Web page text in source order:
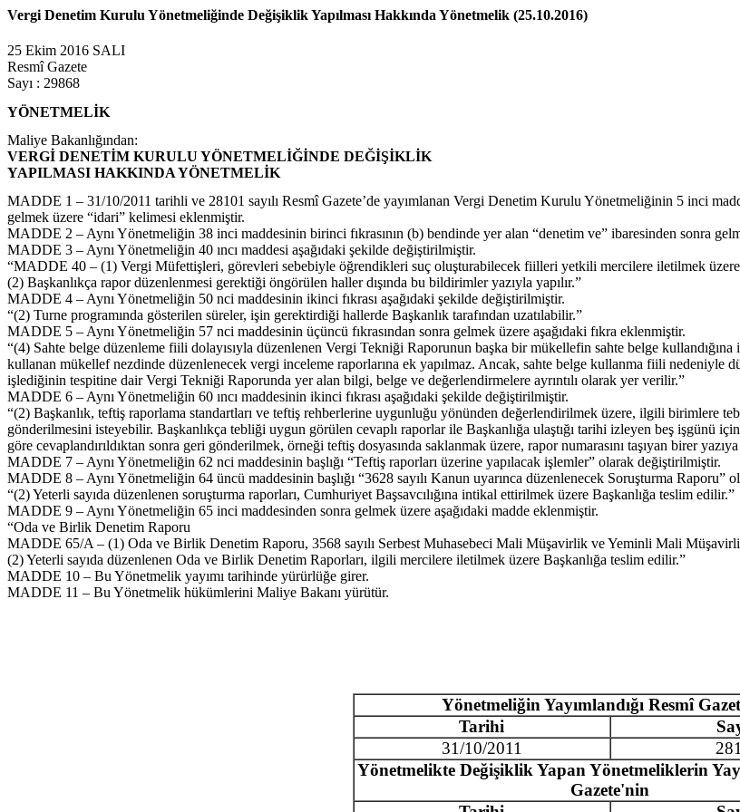
Vergi Denetim Kurulu Yönetmeliğinde Değişiklik Yapılması Hakkında Yönetmelik (25.10.2016)
25 Ekim 2016 SALI
Resmî Gazete
Sayı : 29868
YÖNETMELİK
Maliye Bakanlığından:
VERGİ DENETİM KURULU YÖNETMELİĞİNDE DEĞİŞİKLİK
YAPILMASI HAKKINDA YÖNETMELİK
MADDE 1 – 31/10/2011 tarihli ve 28101 sayılı Resmî Gazete’de yayımlanan Vergi Denetim Kurulu Yönetmeliğinin 5 inci
gelmek üzere “idari” kelimesi eklenmiştir.
MADDE 2 – Aynı Yönetmeliğin 38 inci maddesinin birinci fıkrasının (b) bendinde yer alan “denetim ve” ibaresinden sonra
MADDE 3 – Aynı Yönetmeliğin 40 ıncı maddesi aşağıdaki şekilde değiştirilmiştir.
“MADDE 40 – (1) Vergi Müfettişleri, görevleri sebebiyle öğrendikleri suç oluşturabilecek fiilleri yetkili mercilere iletilmek
(2) Başkanlıkça rapor düzenlenmesi gerektiği öngörülen haller dışında bu bildirimler yazıyla yapılır.”
MADDE 4 – Aynı Yönetmeliğin 50 nci maddesinin ikinci fıkrası aşağıdaki şekilde değiştirilmiştir.
“(2) Turne programında gösterilen süreler, işin gerektirdiği hallerde Başkanlık tarafından uzatılabilir.”
MADDE 5 – Aynı Yönetmeliğin 57 nci maddesinin üçüncü fıkrasından sonra gelmek üzere aşağıdaki fıkra eklenmiştir.
“(4) Sahte belge düzenleme fiili dolayısıyla düzenlenen Vergi Tekniği Raporunun başka bir mükellefin sahte belge
kullanan mükellef nezdinde düzenlenecek vergi inceleme raporlarına ek yapılmaz. Ancak, sahte belge kullanma fiili nedeniyle
işlediğinin tespitine dair Vergi Tekniği Raporunda yer alan bilgi, belge ve değerlendirmelere ayrıntılı olarak yer verilir.”
MADDE 6 – Aynı Yönetmeliğin 60 ıncı maddesinin ikinci fıkrası aşağıdaki şekilde değiştirilmiştir.
“(2) Başkanlık, teftiş raporlama standartları ve teftiş rehberlerine uygunluğu yönünden değerlendirilmek üzere, ilgili birimlere
gönderilmesini isteyebilir. Başkanlıkça tebliği uygun görülen cevaplı raporlar ile Başkanlığa ulaştığı tarihi izleyen beş işgünü
göre cevaplandırıldıktan sonra geri gönderilmek, örneği teftiş dosyasında saklanmak üzere, rapor numarasını taşıyan birer
MADDE 7 – Aynı Yönetmeliğin 62 nci maddesinin başlığı “Teftiş raporları üzerine yapılacak işlemler” olarak değiştirilmiştir.
MADDE 8 – Aynı Yönetmeliğin 64 üncü maddesinin başlığı “3628 sayılı Kanun uyarınca düzenlenecek Soruşturma Raporu”
“(2) Yeterli sayıda düzenlenen soruşturma raporları, Cumhuriyet Başsavcılığına intikal ettirilmek üzere Başkanlığa teslim edilir.”
MADDE 9 – Aynı Yönetmeliğin 65 inci maddesinden sonra gelmek üzere aşağıdaki madde eklenmiştir.
“Oda ve Birlik Denetim Raporu
MADDE 65/A – (1) Oda ve Birlik Denetim Raporu, 3568 sayılı Serbest Muhasebeci Mali Müşavirlik ve Yeminli Mali
(2) Yeterli sayıda düzenlenen Oda ve Birlik Denetim Raporları, ilgili mercilere iletilmek üzere Başkanlığa teslim edilir.”
MADDE 10 – Bu Yönetmelik yayımı tarihinde yürürlüğe girer.
MADDE 11 – Bu Yönetmelik hükümlerini Maliye Bakanı yürütür.
Yönetmeliğin Yayımlandığı Resmî
Tarihi
31/10/2011
Yönetmelikte Değişiklik Yapan Yönetmeliklerin
Gazete'nin